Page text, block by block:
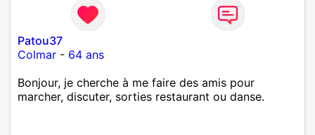
Patou37
Colmar - 64 ans
Bonjour, je cherche à me faire des amis pour
marcher, discuter, sorties restaurant ou danse.